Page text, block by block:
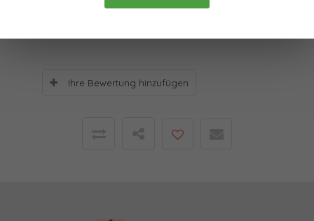
0Sterne, basierend auf
Ihre Bewertung hinzufügen